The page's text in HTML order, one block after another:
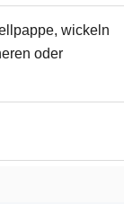
wickeln
oder